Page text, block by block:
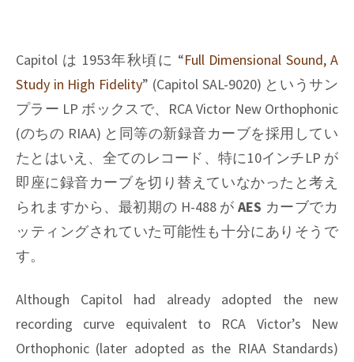
Capitol は 1953年秋頃に “Full Dimensional Sound, A
Study in High Fidelity” (Capitol SAL-9020) というサン
プラー LP ボックスで、RCA Victor New Orthophonic
(のちの RIAA) と同等の新録音カーブを採用してい
たとはいえ、全てのレコード、特に10インチLP が
即座に録音カーブを切り替えていなかったと考え
られますから、最初期の H-488 がAES カーブでカ
ッティングされていた可能性も十分にありそうで
す。
Although Capitol had already adopted the new
recording curve equivalent to RCA Victor’s New
Orthophonic (later adopted as the RIAA Standards)